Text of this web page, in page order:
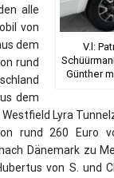
V.l:
Günther
alle
von
dem
rund
dem
Lyra
rund 260 Euro
Dänemark zu
von S. und